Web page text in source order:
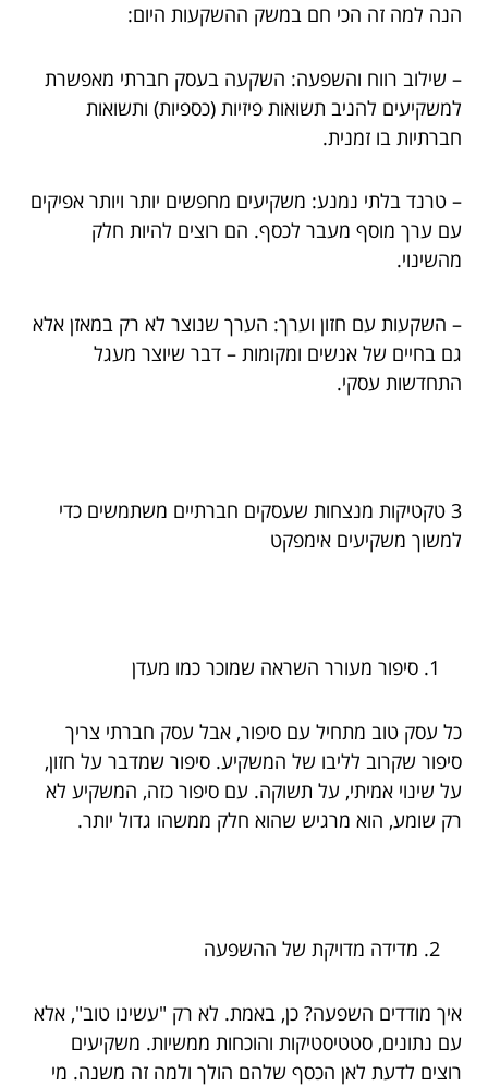
הנה למה זה הכי חם במשק ההשקעות היום:
– שילוב רווח והשפעה: השקעה בעסק חברתי מאפשרת
למשקיעים להניב תשואות פיזיות (כספיות) ותשואות
חברתיות בו זמנית.
– טרנד בלתי נמנע: משקיעים מחפשים יותר ויותר אפיקים
עם ערך מוסף מעבר לכסף. הם רוצים להיות חלק
מהשינוי.
– השקעות עם חזון וערך: הערך שנוצר לא רק במאזן אלא
גם בחיים של אנשים ומקומות – דבר שיוצר מעגל
התחדשות עסקי.
3 טקטיקות מנצחות שעסקים חברתיים משתמשים כדי
למשוך משקיעים אימפקט
סיפור מעורר השראה שמוכר כמו מעדן
כל עסק טוב מתחיל עם סיפור, אבל עסק חברתי צריך
סיפור שקרוב לליבו של המשקיע. סיפור שמדבר על חזון,
על שינוי אמיתי, על תשוקה. עם סיפור כזה, המשקיע לא
רק שומע, הוא מרגיש שהוא חלק ממשהו גדול יותר.
מדידה מדויקת של ההשפעה
איך מודדים השפעה? כן, באמת. לא רק "עשינו טוב", אלא
עם נתונים, סטטיסטיקות והוכחות ממשיות. משקיעים
רוצים לדעת לאן הכסף שלהם הולך ולמה זה משנה. מי